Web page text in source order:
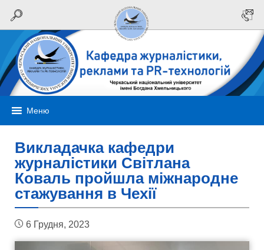
Меню
Викладачка кафедри
журналістики Світлана
Коваль пройшла міжнародне
стажування в Чехії
6 Грудня, 2023